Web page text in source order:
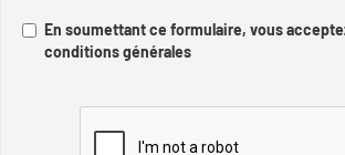
En soumettant ce formulaire, vous
conditions générales